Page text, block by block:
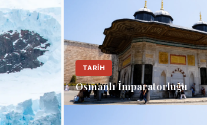
TARIH
Osmanlı İmparatorluğu